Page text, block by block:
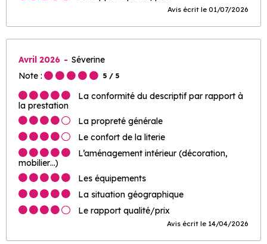
Avis écrit le 01/07/2026
Avril 2026
Séverine
Note :
5 / 5
La conformité du descriptif par rapport à
la prestation
La propreté générale
Le confort de la literie
L’aménagement intérieur (décoration,
mobilier…)
Les équipements
La situation géographique
Le rapport qualité/prix
Avis écrit le 14/04/2026